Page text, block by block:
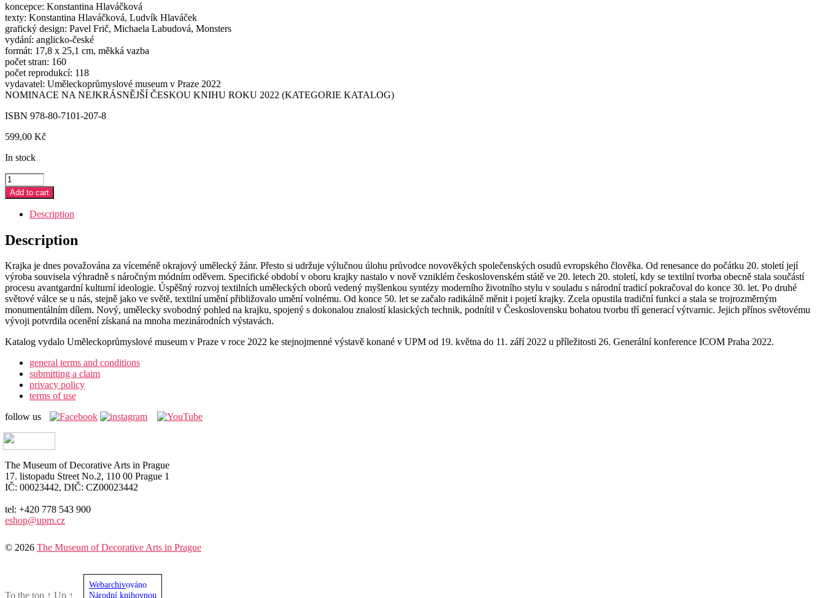
koncepce: Konstantina Hlaváčková
texty: Konstantina Hlaváčková, Ludvík Hlaváček
grafický design: Pavel Frič, Michaela Labudová, Monsters
vydání: anglicko-české
formát: 17,8 x 25,1 cm, měkká vazba
počet stran: 160
počet reprodukcí: 118
vydavatel: Uměleckoprůmyslové museum v Praze 2022
NOMINACE NA NEJKRÁSNĚJŠÍ ČESKOU KNIHU ROKU 2022 (KATEGORIE KATALOG)
ISBN 978-80-7101-207-8
599,00 Kč
In stock
THE
POWER
OF
LACE.
KRAJKA
–
OBJEKT
ODĚV
quantity
Add to cart
Description
Description
Krajka je dnes považována za víceméně okrajový umělecký žánr. Přesto si udržuje výlučnou úlohu průvodce novověkých společenských osudů evropského člověka. Od renesance do počátku 20. století její
výroba souvisela výhradně s náročným módním oděvem. Specifické období v oboru krajky nastalo v nově vzniklém československém státě ve 20. letech 20. století, kdy se textilní tvorba obecně stala součástí
procesu avantgardní kulturní ideologie. Úspěšný rozvoj textilních uměleckých oborů vedený myšlenkou syntézy moderního životního stylu v souladu s národní tradicí pokračoval do konce 30. let. Po druhé
světové válce se u nás, stejně jako ve světě, textilní umění přibližovalo umění volnému. Od konce 50. let se začalo radikálně měnit i pojetí krajky. Zcela opustila tradiční funkci a stala se trojrozměrným
monumentálním dílem. Nový, umělecky svobodný pohled na krajku, spojený s dokonalou znalostí klasických technik, podnítil v Československu bohatou tvorbu tří generací výtvarnic. Jejich přínos světovému
vývoji potvrdila ocenění získaná na mnoha mezinárodních výstavách.
Katalog vydalo Uměleckoprůmyslové museum v Praze v roce 2022 ke stejnojmenné výstavě konané v UPM od 19. května do 11. září 2022 u příležitosti 26. Generální konference ICOM Praha 2022.
general terms and conditions
submitting a claim
privacy policy
terms of use
follow us
The Museum of Decorative Arts in Prague
17. listopadu Street No.2, 110 00 Prague 1
IČ: 00023442, DIČ: CZ00023442
tel: +420 778 543 900
eshop@upm.cz
© 2026 The Museum of Decorative Arts in Prague
To the top ↑ Up ↑
Webarchivováno
Národní knihovnou